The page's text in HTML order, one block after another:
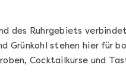
des Ruhrgebiets
Grünkohl stehen hier für
Cocktailkurse und